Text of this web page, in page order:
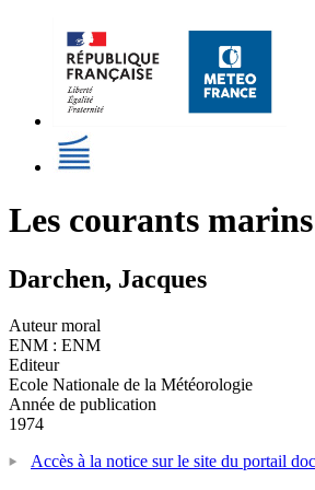
Les courants marins
Darchen, Jacques
Auteur moral
ENM : ENM
Editeur
Ecole Nationale de la Météorologie
Année de publication
1974
Accès à la notice sur le site du portail